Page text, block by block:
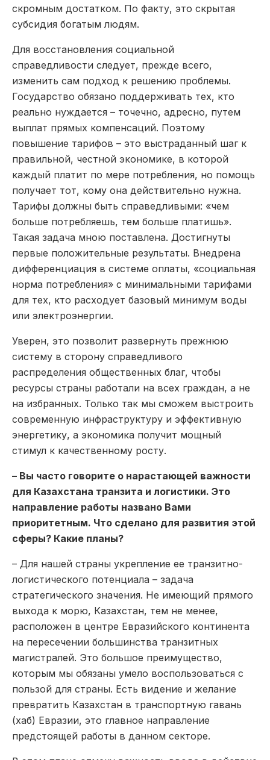
скромным достатком. По факту, это скрытая
субсидия богатым людям.
Для восстановления социальной
справедливости следует, прежде всего,
изменить сам подход к решению проблемы.
Государство обязано поддерживать тех, кто
реально нуждается – точечно, адресно, путем
выплат прямых компенсаций. Поэтому
повышение тарифов – это выстраданный шаг к
правильной, честной экономике, в которой
каждый платит по мере потребления, но помощь
получает тот, кому она действительно нужна.
Тарифы должны быть справедливыми: «чем
больше потребляешь, тем больше платишь».
Такая задача мною поставлена. Достигнуты
первые положительные результаты. Внедрена
дифференциация в системе оплаты, «социальная
норма потребления» с минимальными тарифами
для тех, кто расходует базовый минимум воды
или электроэнергии.
Уверен, это позволит развернуть прежнюю
систему в сторону справедливого
распределения общественных благ, чтобы
ресурсы страны работали на всех граждан, а не
на избранных. Только так мы сможем выстроить
современную инфраструктуру и эффективную
энергетику, а экономика получит мощный
стимул к качественному росту.
– Вы часто говорите о нарастающей важности
для Казахстана транзита и логистики. Это
направление работы названо Вами
приоритетным. Что сделано для развития этой
сферы? Какие планы?
– Для нашей страны укрепление ее транзитно-
логистического потенциала – задача
стратегического значения. Не имеющий прямого
выхода к морю, Казахстан, тем не менее,
расположен в центре Евразийского континента
на пересечении большинства транзитных
магистралей. Это большое преимущество,
которым мы обязаны умело воспользоваться с
пользой для страны. Есть видение и желание
превратить Казахстан в транспортную гавань
(хаб) Евразии, это главное направление
предстоящей работы в данном секторе.